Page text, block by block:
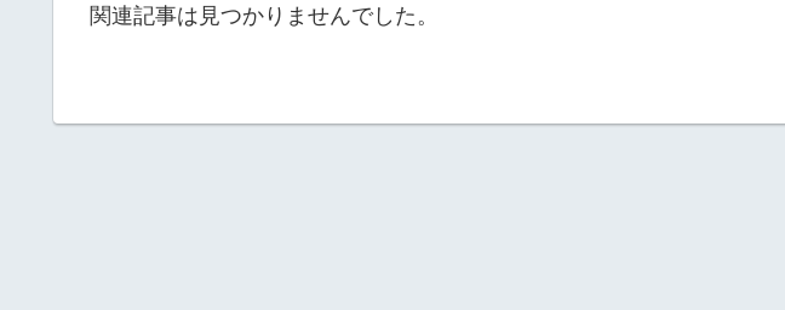
関連記事は見つかりませんでした。